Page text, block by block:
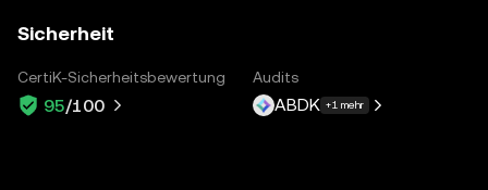
Sicherheit
CertiK-Sicherheitsbewertung
95/100
Audits
ABDK +1 mehr